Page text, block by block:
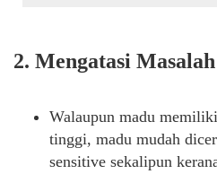
2. Mengatasi
Walaupun madu
tinggi, madu mudah
sensitive sekalipun